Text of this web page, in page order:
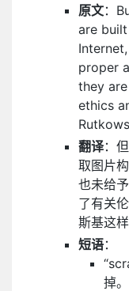
原文：
are
proper
they
ethics
翻译：
取图片
也未给
了有关
斯基这
短语：
掉。